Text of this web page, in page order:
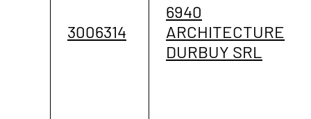
3006314
6940
ARCHITECTURE
DURBUY SRL